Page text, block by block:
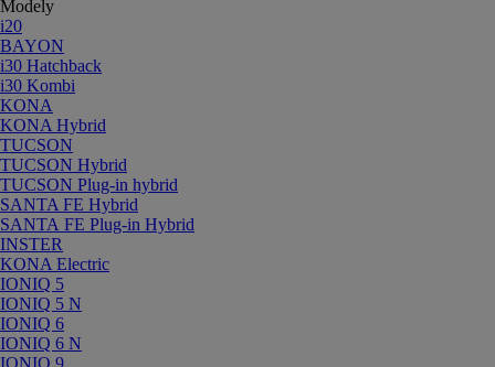
Modely
i20
BAYON
i30 Hatchback
i30 Kombi
KONA
KONA Hybrid
TUCSON
TUCSON Hybrid
TUCSON Plug-in hybrid
SANTA FE Hybrid
SANTA FE Plug-in Hybrid
INSTER
KONA Electric
IONIQ 5
IONIQ 5 N
IONIQ 6
IONIQ 6 N
IONIQ 9